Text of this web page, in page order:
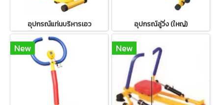
อุปกรณ์แท่นบริหารเอว อุปกรณ์ลู่วิ่ง (ใหญ่)
New New